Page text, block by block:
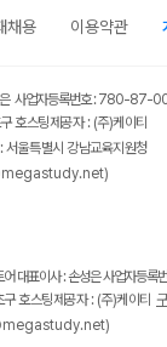
채용 이용약관
은 사업자등록번호 : 780-87-
호스팅제공자 : (주)케이티
서울특별시 강남교육지원청
어 대표이사 : 손성은 사업자
호스팅제공자 : (주)케이티